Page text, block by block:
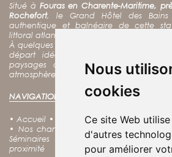
Nous
cookies
Ce site Web
d'autres
pour améliorer
Situé à Fouras en Charente-Maritime,
Rochefort, le Grand Hôtel des Bains
authentique et balnéaire de cette
littoral atlantique.
À quelques pas de l’océan, notre hôtel
départ idéal pour
paysages de la côte charentaise,
atmosphère calme et chaleureuse au
NAVIGATION :
•Accueil • Nos offres•Notre charte RSE
• Nos chambres Nos coffrets
Séminaires
Groupes•Tarifs •
proximité